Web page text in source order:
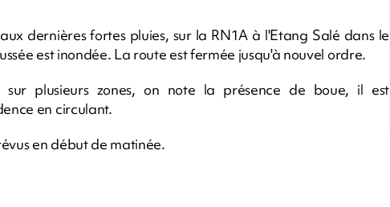
dernières fortes pluies, sur la RN1A à l'Etang Salé dans le
est inondée. La route est fermée jusqu'à nouvel ordre.
plusieurs zones, on note la présence de boue, il est
en circulant.
en début de matinée.